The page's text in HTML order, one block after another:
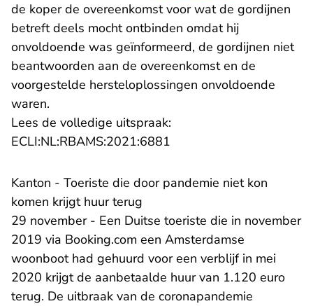
de koper de overeenkomst voor wat de gordijnen
betreft deels mocht ontbinden omdat hij
onvoldoende was geïnformeerd, de gordijnen niet
beantwoorden aan de overeenkomst en de
voorgestelde hersteloplossingen onvoldoende
waren.
Lees de volledige uitspraak:
ECLI:NL:RBAMS:2021:6881
Kanton - Toeriste die door pandemie niet kon
komen krijgt huur terug
29 november - Een Duitse toeriste die in november
2019 via Booking.com een Amsterdamse
woonboot had gehuurd voor een verblijf in mei
2020 krijgt de aanbetaalde huur van 1.120 euro
terug. De uitbraak van de coronapandemie